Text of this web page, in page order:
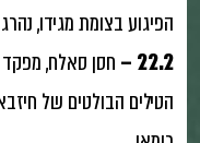
הפיגוע בצומת מגידו,
22.2 –
חסן סאלח, מפקד
הטילים הבולטים של